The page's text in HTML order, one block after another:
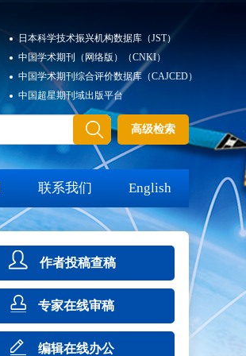
日本科学技术振兴机构数据库（JST）
中国学术期刊（网络版）（CNKI）
中国学术期刊综合评价数据库（CAJCED）
中国超星期刊域出版平台
高级检索
联系我们 English
作者投稿查稿
专家在线审稿
编辑在线办公